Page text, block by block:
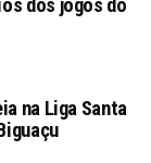
dos jogos do
na Liga Santa